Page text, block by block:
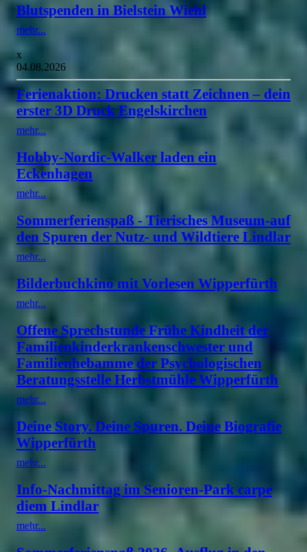
Blutspenden in Bielstein Wiehl
mehr...
x
04.08.2026
Ferienaktion: Drucken statt Zeichnen – dein
erster 3D Druck Engelskirchen
mehr...
Hobby-Nordic-Walker laden ein
Eckenhagen
mehr...
Sommerferienspaß - Tierisches Museum-auf
den Spuren der Nutz- und Wildtiere Lindlar
mehr...
Bilderbuchkino mit Vorlesen Wipperfürth
mehr...
Offene Sprechstunde Frühe Kindheit der
Familienkinderkrankenschwester und
Familienhebamme der Psychologischen
Beratungsstelle Herbstmühle Wipperfürth
mehr...
Deine Story. Deine Spuren. Deine Biografie
Wipperfürth
mehr...
Info-Nachmittag im Senioren-Park carpe
diem Lindlar
mehr...